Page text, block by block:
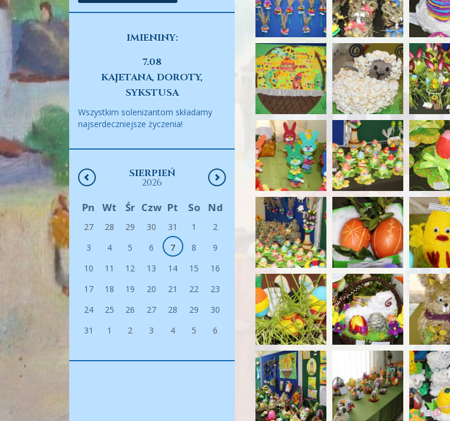
IMIENINY:
7.08
KAJETANA, DOROTY,
SYKSTUSA
Wszystkim solenizantom składamy
najserdeczniejsze życzenia!
SIERPIEŃ
2026
Pn Wt Śr Czw Pt So Nd
27 28 29 30 31 1
2
3
4 5 6 7 8
9
10
11 12 13 14 15
16
17
18 19 20 21 22
23
24
25 26 27 28 29
30
31
1 2 3 4 5 6